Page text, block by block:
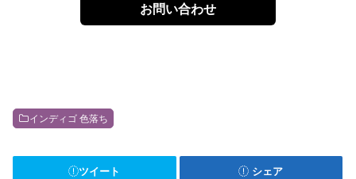
お問い合わせ
インディゴ 色落ち
ツイート シェア